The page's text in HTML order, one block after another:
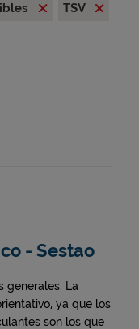
TSV
- Sestao
generales. La
ya que los
son los que